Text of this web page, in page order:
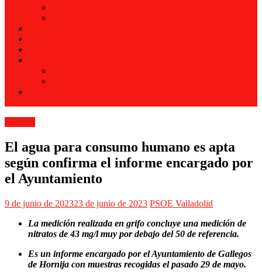
El agua para consumo humano es apta
según confirma el informe encargado por
el Ayuntamiento
9 de junio de 202323 de junio de 2023 PSOE Valladolid
La medición realizada en grifo concluye una medición de
nitratos de 43 mg/l muy por debajo del 50 de referencia.
Es un informe encargado por el Ayuntamiento de Gallegos
de Hornija con muestras recogidas el pasado 29 de mayo.